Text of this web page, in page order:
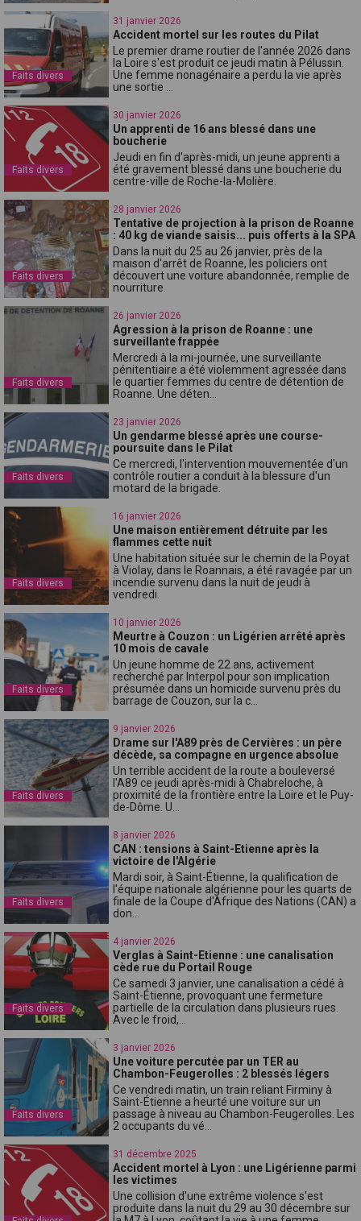
Faits divers
31 janvier 2026
Accident mortel sur les routes du Pilat
Le premier drame routier de l'année 2026 dans
la Loire s'est produit ce jeudi matin à Pélussin.
Une femme nonagénaire a perdu la vie après
une sortie ...
Faits divers
30 janvier 2026
Un apprenti de 16 ans blessé dans une
boucherie
Jeudi en fin d'après-midi, un jeune apprenti a
été gravement blessé dans une boucherie du
centre-ville de Roche-la-Molière.
Faits divers
28 janvier 2026
Tentative de projection à la prison de Roanne
: 40 kg de viande saisis... puis offerts à la SPA
Dans la nuit du 25 au 26 janvier, près de la
maison d'arrêt de Roanne, les policiers ont
découvert une voiture abandonnée, remplie de
nourriture.
Faits divers
26 janvier 2026
Agression à la prison de Roanne : une
surveillante frappée
Mercredi à la mi-journée, une surveillante
pénitentiaire a été violemment agressée dans
le quartier femmes du centre de détention de
Roanne. Une déten...
Faits divers
23 janvier 2026
Un gendarme blessé après une course-
poursuite dans le Pilat
Ce mercredi, l'intervention mouvementée d'un
contrôle routier a conduit à la blessure d'un
motard de la brigade.
Faits divers
16 janvier 2026
Une maison entièrement détruite par les
flammes cette nuit
Une habitation située sur le chemin de la Poyat
à Violay, dans le Roannais, a été ravagée par un
incendie survenu dans la nuit de jeudi à
vendredi.
Faits divers
10 janvier 2026
Meurtre à Couzon : un Ligérien arrêté après
10 mois de cavale
Un jeune homme de 22 ans, activement
recherché par Interpol pour son implication
présumée dans un homicide survenu près du
barrage de Couzon, sur la c...
Faits divers
9 janvier 2026
Drame sur l'A89 près de Cervières : un père
décède, sa compagne en urgence absolue
Un terrible accident de la route a bouleversé
l'A89 ce jeudi après-midi à Chabreloche, à
proximité de la frontière entre la Loire et le Puy-
de-Dôme. U...
Faits divers
8 janvier 2026
CAN : tensions à Saint-Etienne après la
victoire de l'Algérie
Mardi soir, à Saint-Étienne, la qualification de
l'équipe nationale algérienne pour les quarts de
finale de la Coupe d'Afrique des Nations (CAN) a
don...
Faits divers
4 janvier 2026
Verglas à Saint-Etienne : une canalisation
cède rue du Portail Rouge
Ce samedi 3 janvier, une canalisation a cédé à
Saint-Étienne, provoquant une fermeture
partielle de la circulation dans plusieurs rues.
Avec le froid,...
Faits divers
3 janvier 2026
Une voiture percutée par un TER au
Chambon-Feugerolles : 2 blessés légers
Ce vendredi matin, un train reliant Firminy à
Saint-Étienne a heurté une voiture sur un
passage à niveau au Chambon-Feugerolles. Les
2 occupants du vé...
31 décembre 2025
Accident mortel à Lyon : une Ligérienne parmi
les victimes
Une collision d'une extrême violence s'est
produite dans la nuit du 29 au 30 décembre sur